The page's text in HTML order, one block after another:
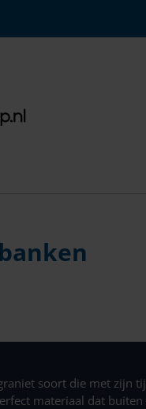
soort die met zijn
materiaal dat